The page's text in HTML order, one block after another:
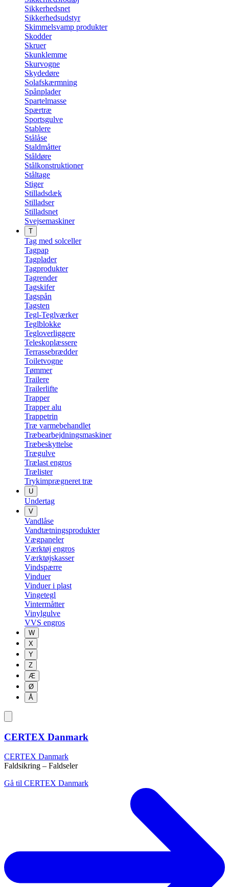
Sikkerhedsnet
Sikkerhedsudstyr
Skimmelsvamp produkter
Skodder
Skruer
Skunklemme
Skurvogne
Skydedøre
Solafskærmning
Spånplader
Spartelmasse
Spærtræ
Sportsgulve
Stablere
Stålåse
Staldmåtter
Ståldøre
Stålkonstruktioner
Ståltage
Stiger
Stilladsdæk
Stilladser
Stilladsnet
Svejsemaskiner
T
Tag med solceller
Tagpap
Tagplader
Tagprodukter
Tagrender
Tagskifer
Tagspån
Tagsten
Tegl-Teglværker
Teglblokke
Tegloverliggere
Teleskoplæssere
Terrassebrædder
Toiletvogne
Tømmer
Trailere
Trailerlifte
Trapper
Trapper alu
Trappetrin
Træ varmebehandlet
Træbearbejdningsmaskiner
Træbeskyttelse
Trægulve
Trælast engros
Trælister
Trykimprægneret træ
U
Undertag
V
Vandlåse
Vandtætningsprodukter
Vægpaneler
Værktøj engros
Værktøjskasser
Vindspærre
Vinduer
Vinduer i plast
Vingetegl
Vintermåtter
Vinylgulve
VVS engros
W
X
Y
Z
Æ
Ø
Å
CERTEX Danmark
CERTEX Danmark
Faldsikring – Faldseler
Gå til CERTEX Danmark